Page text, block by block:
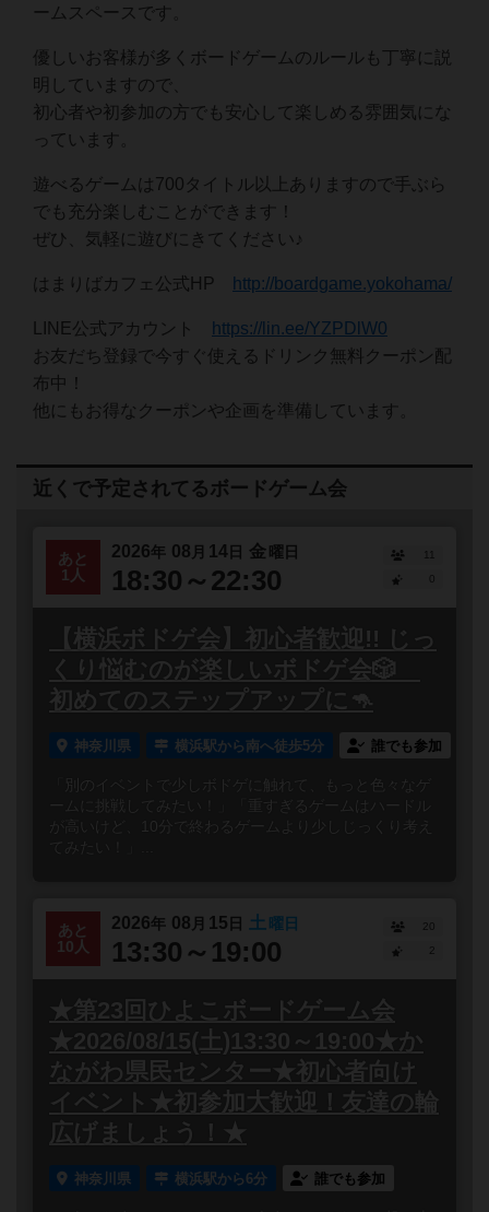
ームスペースです。
優しいお客様が多くボードゲームのルールも丁寧に説
明していますので、
初心者や初参加の方でも安心して楽しめる雰囲気にな
っています。
遊べるゲームは700タイトル以上ありますので手ぶら
でも充分楽しむことができます！
ぜひ、気軽に遊びにきてください♪
はまりばカフェ公式HP http://boardgame.yokohama/
LINE公式アカウント
https://lin.ee/YZPDlW0
お友だち登録で今すぐ使えるドリンク無料クーポン配
布中！
他にもお得なクーポンや企画を準備しています。
近くで予定されてるボードゲーム会
あと
1人
2026年 08 月 14 日 金曜日
18:30～22:30
11
【横浜ボドゲ会】初心者歓迎!! じっ
くり悩むのが楽しいボドゲ会🎲
初めてのステップアップに🦘
神奈川県 横浜駅から南へ徒歩5分 誰でも参加
「別のイベントで少しボドゲに触れて、もっと色々なゲ
ームに挑戦してみたい！」「重すぎるゲームはハードル
が高いけど、10分で終わるゲームより少しじっくり考え
あと
10人
2026年 08 月 15 日 土 曜日
13:30～19:00
20
2
★第23回ひよこボードゲーム会
★2026/08/15(土)13:30～19:00★か
ながわ県民センター★初心者向け
イベント★初参加大歓迎！友達の輪
広げましょう！★
神奈川県 横浜駅から6分 誰でも参加